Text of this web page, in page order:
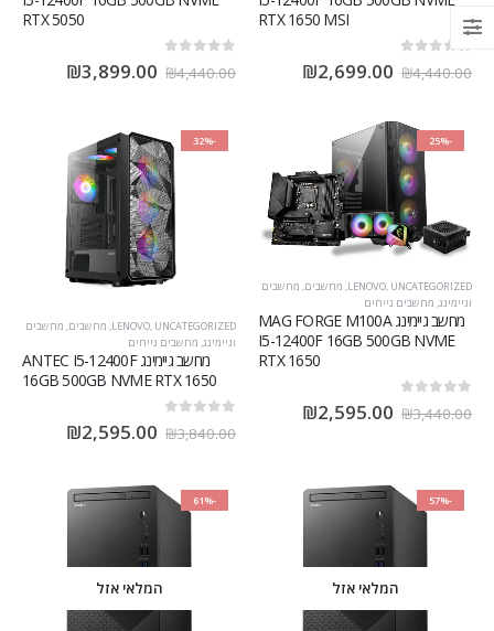
RTX 1650 MSI
₪4,440.00
₪2,699.00
RTX 5050
₪4,440.00
₪3,899.00
-25%
LENOVO, UNCATEGORIZED
, מחשבים, מחשבים
וגיימינג, מחשבים נייחים
מחשב גיימינג MAG FORGE M100A
I5-12400F 16GB 500GB NVME
RTX 1650
₪3,440.00
₪2,595.00
-32%
LENOVO, UNCATEGORIZED
, מחשבים, מחשבים
וגיימינג, מחשבים נייחים
מחשב גיימינג ANTEC I5-12400F
16GB 500GB NVME RTX 1650
₪3,840.00
₪2,595.00
-57%
המלאי אזל
-61%
המלאי אזל